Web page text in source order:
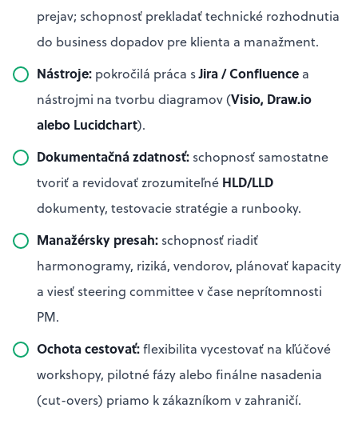
prejav; schopnosť prekladať technické rozhodnutia
do business dopadov pre klienta a manažment.
Nástroje: pokročilá práca sJira / Confluence a
nástrojmi na tvorbu diagramov (Visio, Draw.io
alebo Lucidchart).
Dokumentačná zdatnosť: schopnosť samostatne
tvoriť a revidovať zrozumiteľné HLD/LLD
dokumenty, testovacie stratégie a runbooky.
Manažérsky presah: schopnosť riadiť
harmonogramy, riziká, vendorov, plánovať kapacity
a viesť steering committee v čase neprítomnosti
PM.
Ochota cestovať:flexibilita vycestovať na kľúčové
workshopy, pilotné fázy alebo finálne nasadenia
(cut-overs) priamo k zákazníkom v zahraničí.